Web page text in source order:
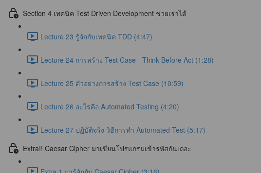
Section 4 เทคนิค Test Driven Development ช่วยเราได้
Lecture 23 รู้จักกับเทคนิค TDD (4:47)
Lecture 24 การสร้าง Test Case - Think Before Act (1:28)
Lecture 25 ตัวอย่างการสร้าง Test Case (10:59)
Lecture 26 อะไรคือ Automated Testing (4:20)
Lecture 27 ปฏิบัติจริง วิธีการทำ Automated Test (5:17)
Extra!! Caesar Cipher มาเขียนโปรแกรมเข้ารหัสกันเถอะ